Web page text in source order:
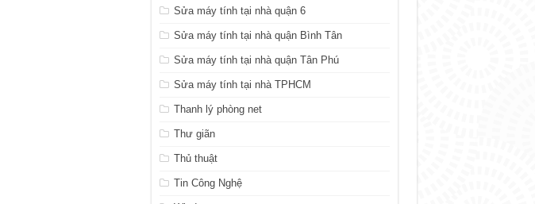
Sửa máy tính tại nhà quận 6
Sửa máy tính tại nhà quận Bình Tân
Sửa máy tính tại nhà quận Tân Phú
Sửa máy tính tại nhà TPHCM
Thanh lý phòng net
Thư giãn
Thủ thuật
Tin Công Nghệ